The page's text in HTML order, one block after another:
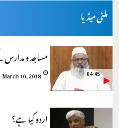
ملٹی میڈیا
مساجد و
March 10, 2018 04:45
اردو کیا ہے؟